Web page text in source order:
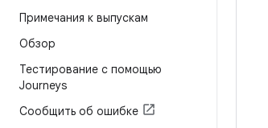
Примечания к выпускам
Обзор
Тестирование с помощью
Journeys
Сообщить об ошибке